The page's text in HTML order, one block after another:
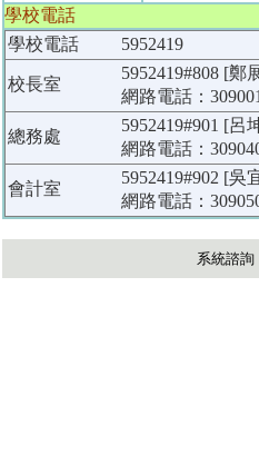
學校電話
學校電話
5952419
校長室
5952419#808 [鄭
網路電話：309001
總務處
5952419#901 [呂
網路電話：
會計室
5952419#902 [吳
網路電話：
系統諮詢